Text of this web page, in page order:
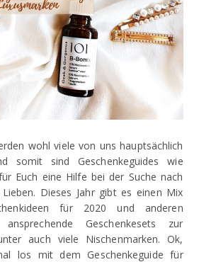
wohl viele von uns hauptsächlich
somit sind Geschenkeguides wie
Euch eine Hilfe bei der Suche nach
Dieses Jahr gibt es einen Mix
für 2020 und anderen
Geschenkesets zur
auch viele Nischenmarken. Ok,
los mit dem Geschenkeguide für